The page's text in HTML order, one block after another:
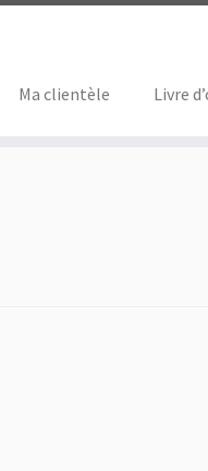
Ma clientèle Livre